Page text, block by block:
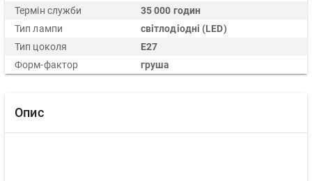
Термін служби
35 000 годин
Тип лампи
світлодіодні (LED)
Тип цоколя
E27
Форм-фактор
груша
Опис